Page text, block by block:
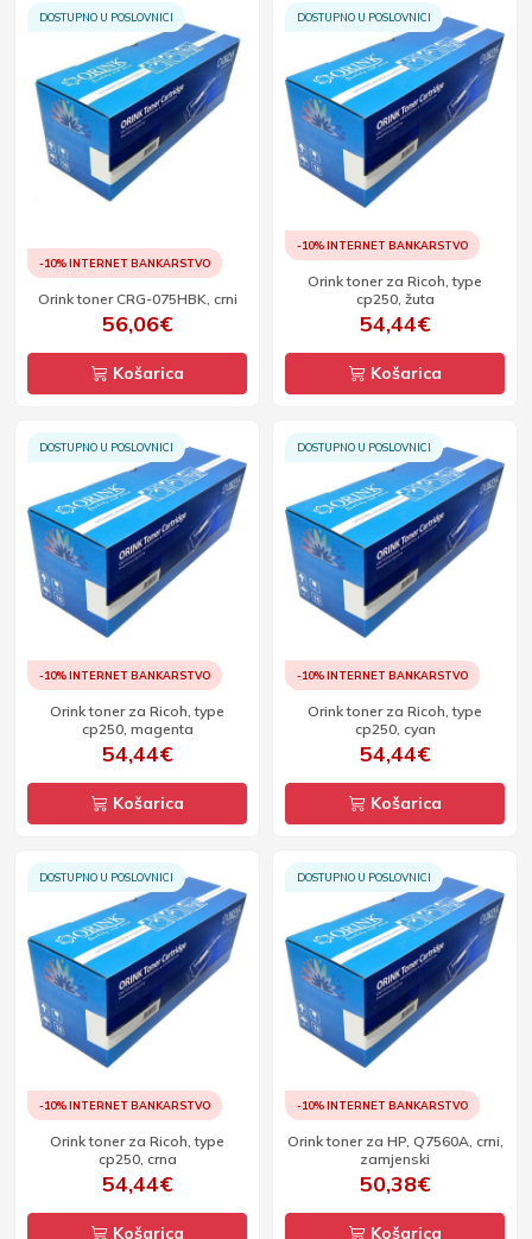
DOSTUPNO U POSLOVNICI
-10% INTERNET BANKARSTVO
Orink toner CRG-075HBK, crni
56,06€
Košarica
DOSTUPNO U POSLOVNICI
-10% INTERNET BANKARSTVO
Orink toner za Ricoh, type
cp250, žuta
54,44€
Košarica
DOSTUPNO U POSLOVNICI
-10% INTERNET BANKARSTVO
Orink toner za Ricoh, type
cp250, magenta
54,44€
Košarica
DOSTUPNO U POSLOVNICI
-10% INTERNET BANKARSTVO
Orink toner za Ricoh, type
cp250, cyan
54,44€
Košarica
DOSTUPNO U POSLOVNICI
-10% INTERNET BANKARSTVO
Orink toner za Ricoh, type
cp250, crna
54,44€
Košarica
DOSTUPNO U POSLOVNICI
-10% INTERNET BANKARSTVO
Orink toner za HP, Q7560A, crni,
zamjenski
50,38€
Košarica